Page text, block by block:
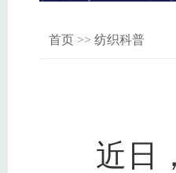
首页 >> 纺织科普
近日